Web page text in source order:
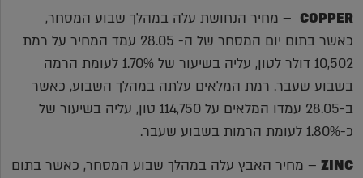
COPPER – מחיר הנחושת עלה במהלך שבוע המסחר,
כאשר בתום יום המסחר של ה- 28.05 עמד המחיר על רמת
10,502 דולר לטון, עליה בשיעור של 1.70% לעומת הרמה
בשבוע שעבר. רמת המלאים עלתה במהלך השבוע, כאשר
ב-28.05 עמדו המלאים על 114,750 טון, עליה בשיעור של
כ-1.80% לעומת הרמות בשבוע שעבר.
ZINC – מחיר האבץ עלה במהלך שבוע המסחר, כאשר בתום